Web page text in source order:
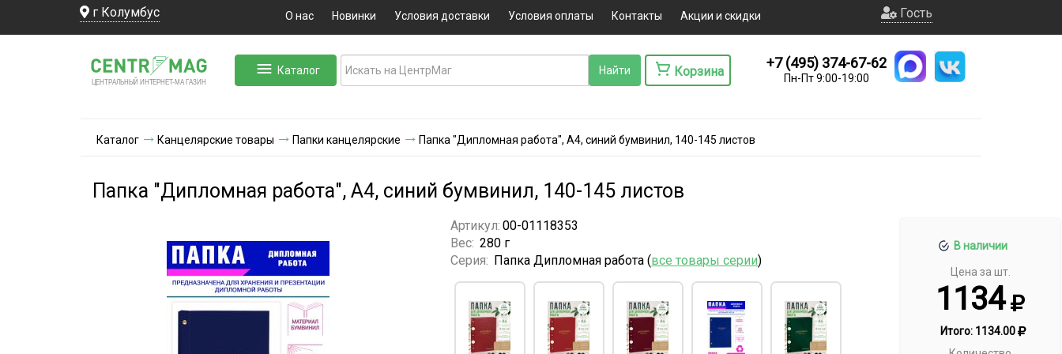
г Колумбус О нас Новинки Условия доставки Условия оплаты Контакты Акции и скидки Гость
ЦЕНТРАЛЬНЫЙ ИНТЕРНЕТ-МА ГАЗИН
Каталог Корзина
+7 (495) 374-67-62
Пн-Пт 9:00-19:00
Каталог Канцелярские товары Папки канцелярские Папка "Дипломная работа", А4, синий бумвинил, 140-145 листов
Папка "Дипломная работа", А4, синий бумвинил, 140-145 листов
В наличии
Цена за шт.
1134
Итого: 1134.00
Артикул: 00-01118353
Вес: 280 г
Серия: Папка Дипломная работа (все товары серии)